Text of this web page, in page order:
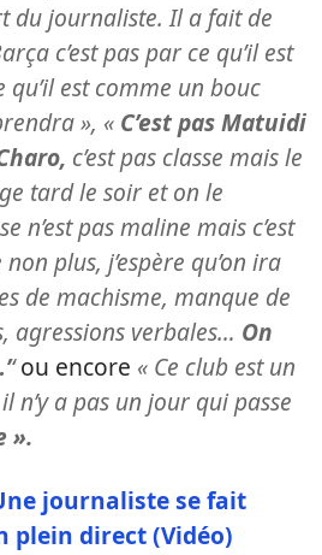
du journaliste. Il a fait de
c’est pas par ce qu’il est
qu’il est comme un bouc
», « C’est pas Matuidi
c’est pas classe mais le
tard le soir et on le
n’est pas maline mais c’est
plus, j’espère qu’on ira
de machisme, manque de
agressions verbales… On
‘ou encore « Ce club est un
n’y a pas un jour qui passe
».
journaliste se fait
plein direct (Vidéo)